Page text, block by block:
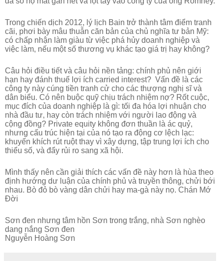
Trong chiến dịch 2012, lý lịch Bain trở thành tâm điểm tranh
cãi, phơi bày mâu thuẫn căn bản của chủ nghĩa tư bản Mỹ:
có chấp nhận làm giàu từ việc phá hủy doanh nghiệp và
việc làm, nếu một số thương vụ khác tạo giá trị hay không?
Câu hỏi điều tiết và câu hỏi nền tảng: chính phủ nên giới
hạn hay đánh thuế lợi ích carried interest? Vấn đề là các
công ty này cúng tiền tranh cử cho các thượng nghị sĩ và
dân biểu. Có nên buộc quỹ chịu trách nhiệm nợ? Rốt cuộc,
mục đích của doanh nghiệp là gì: tối đa hóa lợi nhuận cho
nhà đầu tư, hay còn trách nhiệm với người lao động và
cộng đồng? Private equity không đơn thuần là ác quỷ,
nhưng cấu trúc hiện tại của nó tạo ra động cơ lệch lạc:
khuyến khích rút ruột thay vì xây dựng, tập trung lợi ích cho
thiểu số, và đẩy rủi ro sang xã hội.
Mình thấy nên cần giải thích các vấn đề này hơn là hùa theo
định hướng dư luận của chính phủ và truyền thông, chửi bới
nhau. Bò đỏ bò vàng dân chửi hay ma-gà này nọ. Chán Mớ
Đời
Sơn đen nhưng tâm hồn Sơn trong trắng, nhà Sơn nghèo
dang nắng Sơn đen
Nguyễn Hoàng Sơn